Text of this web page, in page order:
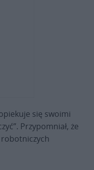
się swoimi
Przypomniał, że
robotniczych